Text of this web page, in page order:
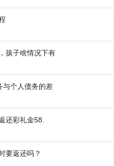
孩子啥情况下有
与个人债务的差
还彩礼金58.
要返还吗？